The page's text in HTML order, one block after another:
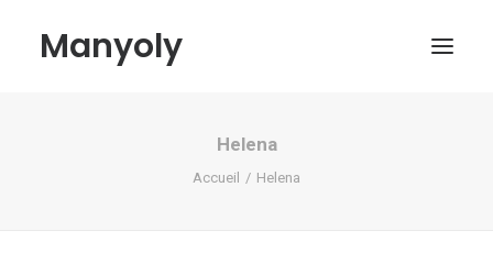
Manyoly
Helena
Accueil Helena